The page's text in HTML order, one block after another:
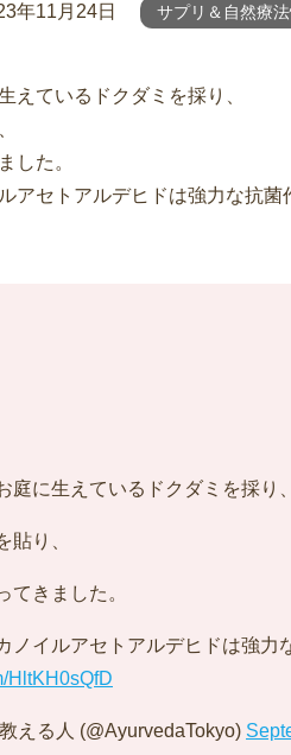
年11月24日 サプリ＆自然療
えているドクダミを採り、
した。
アセトアルデヒドは強力な抗
に生えているドクダミを採り、
貼り、
てきました。
ノイルアセトアルデヒドは強力
HltKH0sQfD
える人 (@AyurvedaTokyo)